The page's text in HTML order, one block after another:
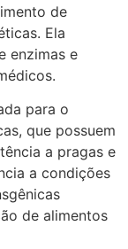
de
Ela
enzimas e
para o
que possuem
a pragas e
a condições
de alimentos